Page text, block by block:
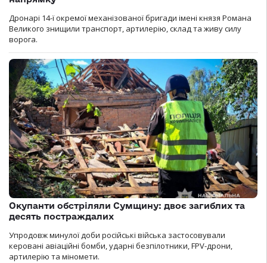
Дронарі 14-ї окремої механізованої бригади імені князя Романа
Великого знищили транспорт, артилерію, склад та живу силу
ворога.
Окупанти обстріляли Сумщину: двоє загиблих та
десять постраждалих
Упродовж минулої доби російські війська застосовували
керовані авіаційні бомби, ударні безпілотники, FPV-дрони,
артилерію та міномети.